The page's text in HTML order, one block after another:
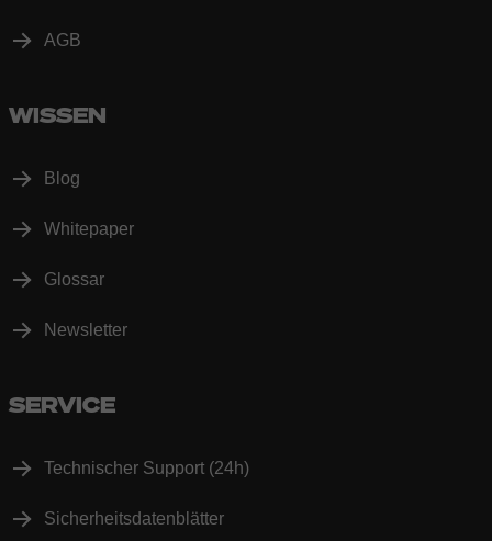
AGB
WISSEN
Blog
Whitepaper
Glossar
Newsletter
SERVICE
Technischer Support (24h)
Sicherheitsdatenblätter